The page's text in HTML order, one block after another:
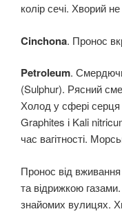
колір сечі. Хворий
Cinchona. Пронос
Petroleum.
(Sulphur). Рясний
Холод у сфері
Graphites і Kali
час вагітності.
Пронос від вживання
та відрижкою
знайомих вулицях.